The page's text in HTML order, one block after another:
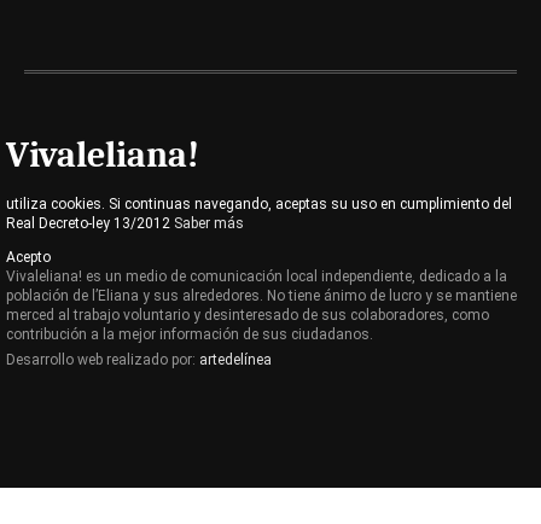
Vivaleliana!
utiliza cookies. Si continuas navegando, aceptas su uso en cumplimiento del
Real Decreto-ley 13/2012 Saber más
Acepto
Vivaleliana! es un medio de comunicación local independiente, dedicado a la
población de l’Eliana y sus alrededores. No tiene ánimo de lucro y se mantiene
merced al trabajo voluntario y desinteresado de sus colaboradores, como
contribución a la mejor información de sus ciudadanos.
Desarrollo web realizado por: artedelínea